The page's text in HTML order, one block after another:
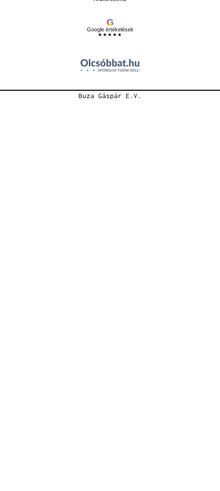
G
Google értékelések
★★★★★
Buza Gáspár E.V.